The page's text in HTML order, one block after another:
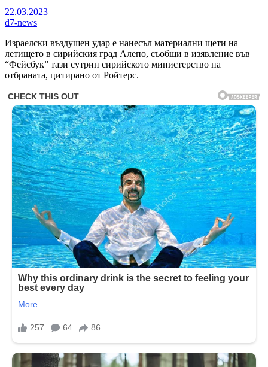
22.03.2023
d7-news
Израелски въздушен удар е нанесъл материални щети на
летището в сирийския град Алепо, съобщи в изявление във
“Фейсбук” тази сутрин сирийското министерство на
отбраната, цитирано от Ройтерс.